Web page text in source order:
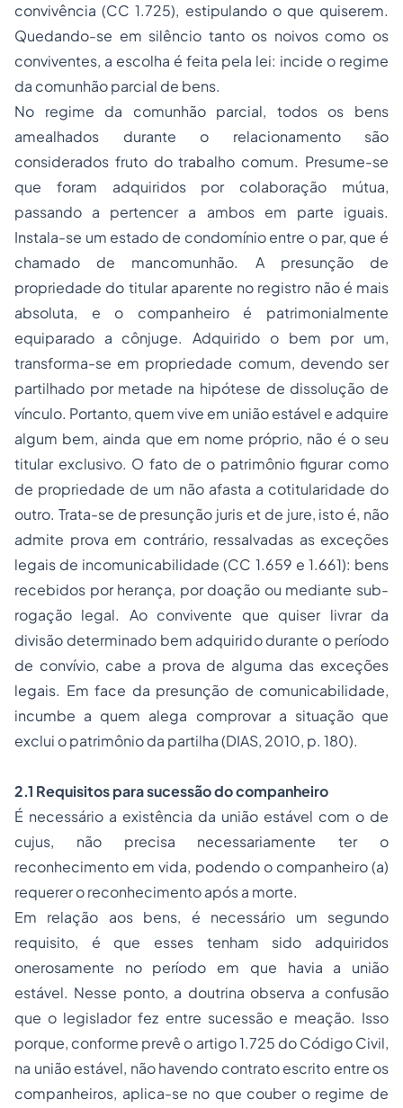
convivência (CC 1.725), estipulando o que quiserem.
Quedando-se em silêncio tanto os noivos como os
conviventes, a escolha é feita pela lei: incide o regime
da comunhão parcial de bens.
No regime da comunhão parcial, todos os bens
amealhados durante o relacionamento são
considerados fruto do trabalho comum. Presume-se
que foram adquiridos por colaboração mútua,
passando a pertencer a ambos em parte iguais.
Instala-se um estado de condomínio entre o par, que é
chamado de mancomunhão. A presunção de
propriedade do titular aparente no registro não é mais
absoluta, e o companheiro é patrimonialmente
equiparado a cônjuge. Adquirido o bem por um,
transforma-se em propriedade comum, devendo ser
partilhado por metade na hipótese de dissolução de
vínculo. Portanto, quem vive em união estável e adquire
algum bem, ainda que em nome próprio, não é o seu
titular exclusivo. O fato de o patrimônio figurar como
de propriedade de um não afasta a cotitularidade do
outro. Trata-se de presunção juris et de jure, isto é, não
admite prova em contrário, ressalvadas as exceções
legais de incomunicabilidade (CC 1.659 e 1.661): bens
recebidos por herança, por doação ou mediante sub-
rogação legal. Ao convivente que quiser livrar da
divisão determinado bem adquirido durante o período
de convívio, cabe a prova de alguma das exceções
legais. Em face da presunção de comunicabilidade,
incumbe a quem alega comprovar a situação que
exclui o patrimônio da partilha (DIAS, 2010, p. 180).
2.1 Requisitos para sucessão do companheiro
É necessário a existência da união estável com o de
cujus, não precisa necessariamente ter o
reconhecimento em vida, podendo o companheiro (a)
requerer o reconhecimento após a morte.
Em relação aos bens, é necessário um segundo
requisito, é que esses tenham sido adquiridos
onerosamente no período em que havia a união
estável. Nesse ponto, a doutrina observa a confusão
que o legislador fez entre sucessão e meação. Isso
porque, conforme prevê o artigo 1.725 do Código Civil,
na união estável, não havendo contrato escrito entre os
companheiros, aplica-se no que couber o regime de